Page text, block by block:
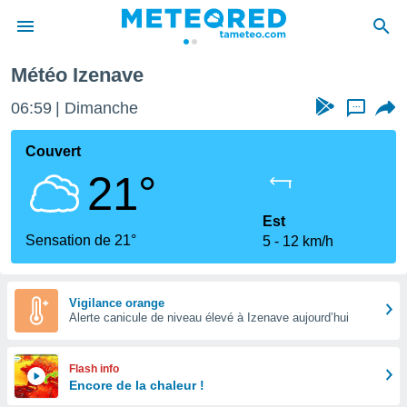
de
Météo Izenave
06:59 Dimanche ...
Couvert
21°
Sensation de 21°
Est
5
12 km/h
Vigilance orange
Alerte canicule de niveau élevé à Izenave aujourd’hui
Flash info
Encore de la chaleur !